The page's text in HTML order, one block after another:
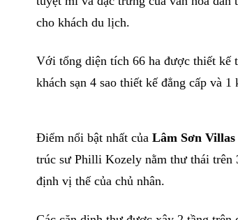
cho khách du lịch.
Với tổng diện tích 66 ha được thiết kế
khách sạn 4 sao thiết kế đẳng cấp và 1
Điểm nổi bật nhất của Lâm Sơn
trúc sư Philli Kozely nằm thư thái trên
định vị thế của chủ nhân.